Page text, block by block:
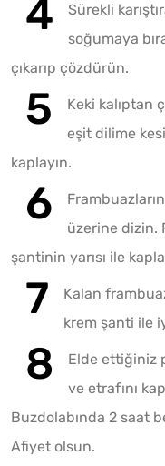
Sürekli
soğumaya
çıkarıp çözdürün.
Keki kalıptan
eşit dilime
kaplayın.
üzerine dizin.
şantinin yarısı ile
Kalan
krem şanti ile
Elde ettiğiniz
ve etrafını
Buzdolabında 2 saat
Afiyet olsun.